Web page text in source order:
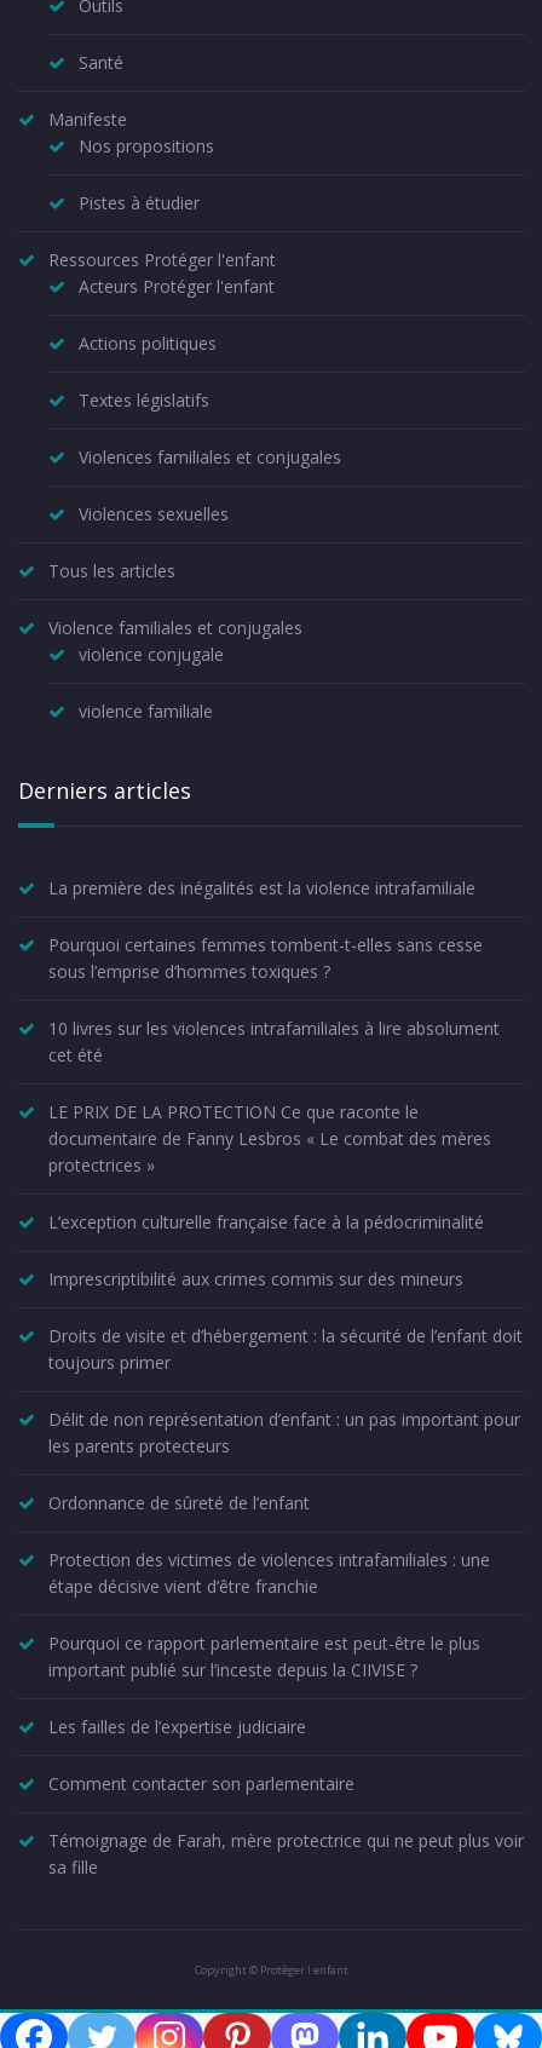
Outils
Santé
Manifeste
Nos propositions
Pistes à étudier
Ressources Protéger l'enfant
Acteurs Protéger l'enfant
Actions politiques
Textes législatifs
Violences familiales et conjugales
Violences sexuelles
Tous les articles
Violence familiales et conjugales
violence conjugale
violence familiale
Derniers articles
La première des inégalités est la violence intrafamiliale
Pourquoi certaines femmes tombent-t-elles sans cesse
sous l’emprise d’hommes toxiques ?
10 livres sur les violences intrafamiliales à lire absolument
cet été
LE PRIX DE LA PROTECTION Ce que raconte le
documentaire de Fanny Lesbros « Le combat des mères
protectrices »
L’exception culturelle française face à la pédocriminalité
Imprescriptibilité aux crimes commis sur des mineurs
Droits de visite et d’hébergement : la sécurité de l’enfant doit
toujours primer
Délit de non représentation d’enfant : un pas important pour
les parents protecteurs
Ordonnance de sûreté de l’enfant
Protection des victimes de violences intrafamiliales : une
étape décisive vient d’être franchie
Pourquoi ce rapport parlementaire est peut-être le plus
important publié sur l’inceste depuis la CIIVISE ?
Les failles de l’expertise judiciaire
Comment contacter son parlementaire
Témoignage de Farah, mère protectrice qui ne peut plus voir
sa fille
Copyright © Protéger l enfant